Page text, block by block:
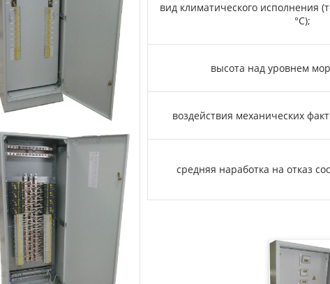
вид климатического исполнения
°С);
высота над уровнем
воздействия механических
средняя наработка на отказ